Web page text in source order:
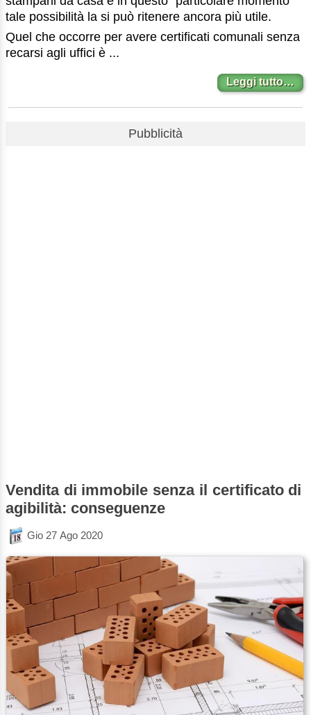
tale possibilità la si può ritenere ancora più utile.
Quel che occorre per avere certificati comunali senza
recarsi agli uffici è ...
Leggi tutto…
Pubblicità
Vendita di immobile senza il certificato di
agibilità: conseguenze
Gio 27 Ago 2020